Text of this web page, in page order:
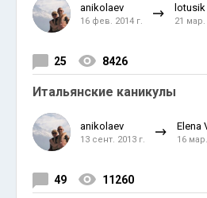
anikolaev
16 фев. 2014 г.
lotusik
21 мар.
25 8426
Итальянские каникулы
anikolaev
13 сент. 2013 г.
Elena
16
49 11260